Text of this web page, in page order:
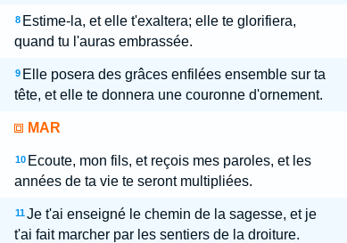
8 Estime-la, et elle t'exaltera; elle te glorifiera,
quand tu l'auras embrassée.
9 Elle posera des grâces enfilées ensemble sur ta
tête, et elle te donnera une couronne d'ornement.
MAR
10 Ecoute, mon fils, et reçois mes paroles, et les
années de ta vie te seront multipliées.
11 Je t'ai enseigné le chemin de la sagesse, et je
t'ai fait marcher par les sentiers de la droiture.